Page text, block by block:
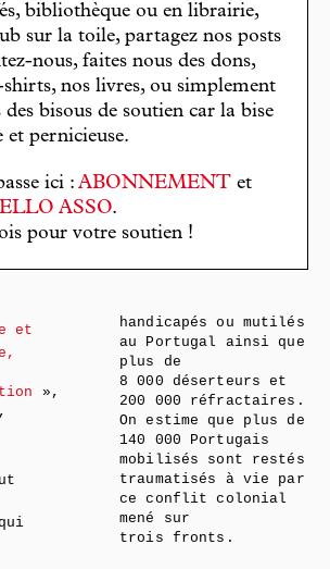
bibliothèque ou en librairie,
sur la toile, partagez nos posts
nous, faites nous des dons,
shirts, nos livres, ou simplement
des bisous de soutien car la bise
et pernicieuse.
ici : ABONNEMENT et
ASSO.
pour votre soutien !
et
»,
handicapés ou mutilés
au Portugal ainsi que
plus de
8 000 déserteurs et
200 000 réfractaires.
On estime que plus de
140 000 Portugais
mobilisés sont restés
ce conflit colonial
mené sur
trois fronts.